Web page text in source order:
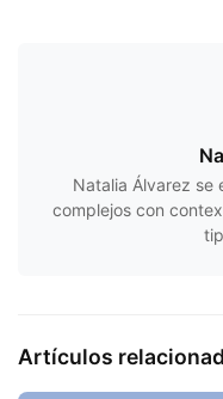
Natalia Álvarez se
complejos con
Artículos